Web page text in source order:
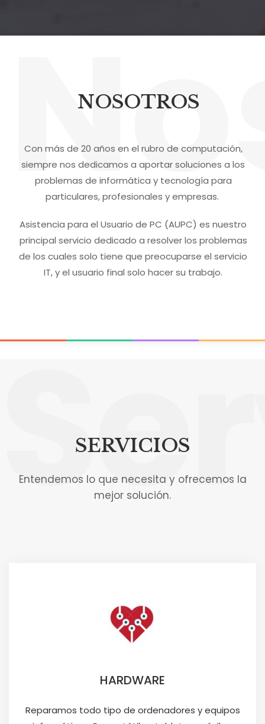
NOSOTROS
Con más de 20 años en el rubro de computación,
siempre nos dedicamos a aportar soluciones a los
problemas de informática y tecnología para
particulares, profesionales y empresas.
Asistencia para el Usuario de PC (AUPC) es nuestro
principal servicio dedicado a resolver los problemas
de los cuales solo tiene que preocuparse el servicio
IT, y el usuario final solo hacer su trabajo.
SERVICIOS
Entendemos lo que necesita y ofrecemos la
mejor solución.
HARDWARE
Reparamos todo tipo de ordenadores y equipos